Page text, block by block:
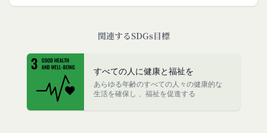
関連するSDGs目標
すべての人に健康と福祉を
あらゆる年齢のすべての人々の健康的な
生活を確保し 、福祉を促進する
を利用する場合、当社は、端末識別子およびIPアド
客様が端末に関連付けた名前、端末の種類、電話番
号、国、およびユーザー名、もしくはメールアドレ
スなど、お客様が提供することを選択したその他の
あらゆる情報を取得する場合があります。
本規約の内容の全てを承認いただいた上、本サービ
れを承認した特定の法人、団体、個人をいいます。
「登録希望者」
本サービスの利用を希望する法人、団体、個人をい
います。
「会員登録」
第4条に規定する方法に従って、登録希望者が行う